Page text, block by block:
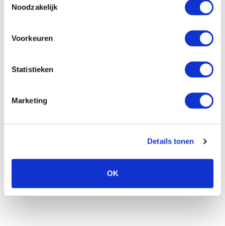
Noodzakelijk
Voorkeuren
Statistieken
Marketing
Details tonen
OK